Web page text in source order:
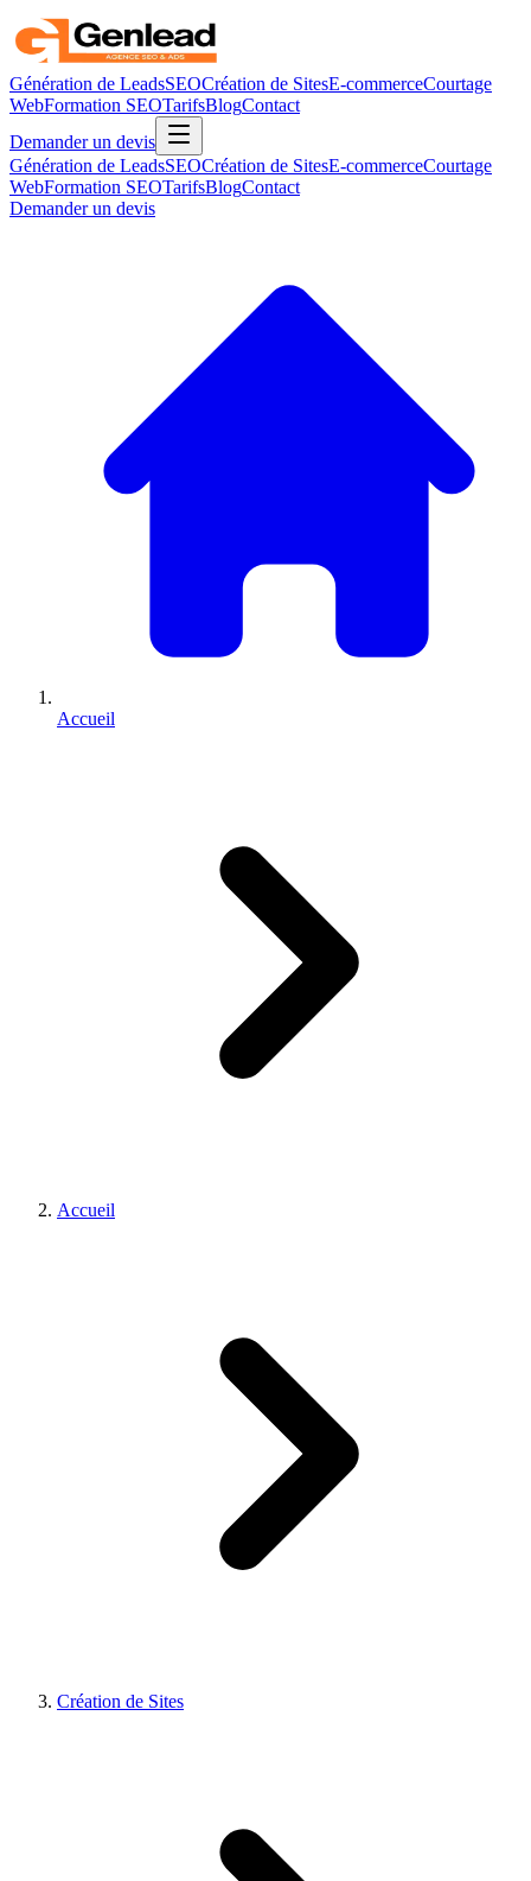
Génération de LeadsSEOCréation de SitesE-commerceCourtage
WebFormation SEOTarifsBlogContact
Demander un devis
Génération de LeadsSEOCréation de SitesE-commerceCourtage
WebFormation SEOTarifsBlogContact
Demander un devis
Accueil
Accueil
Création de Sites